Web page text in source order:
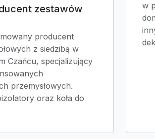
zestawów
producent
z siedzibą w
Czańcu, specjalizujący
przemysłowych.
oraz koła do
w